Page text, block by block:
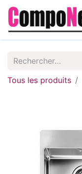
Tous les produits